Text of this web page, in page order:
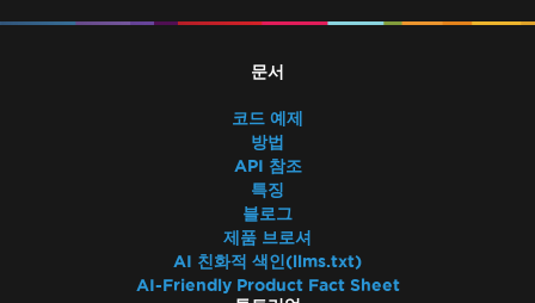
문서
코드 예제
방법
API 참조
특징
블로그
제품 브로셔
AI 친화적 색인(llms.txt)
AI-Friendly Product Fact Sheet